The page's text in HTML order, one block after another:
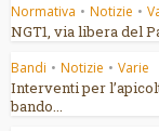
Normativa • Notizie •
NGT1, via libera del
Bandi • Notizie • Varie
Interventi per
bando...